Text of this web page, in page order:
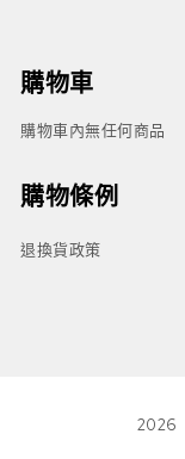
購物車
購物車內無任何商品
購物條例
退換貨政策
2026